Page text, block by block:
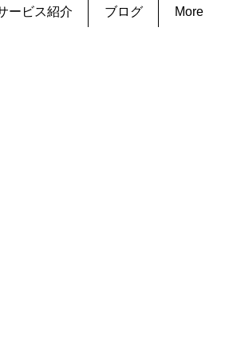
ービス紹介 ブログ More